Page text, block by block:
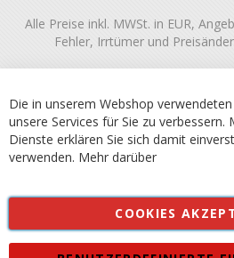
Alle Preise inkl. MWSt. in EUR,
Fehler, Irrtümer und
Die in unserem Webshop
unsere Services für Sie zu
Dienste erklären Sie sich damit
verwenden. Mehr darüber
COOKIES